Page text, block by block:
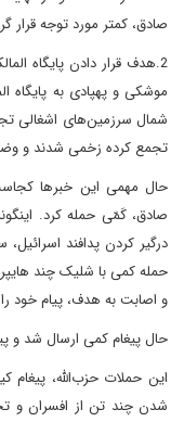
صادق، کمتر مورد توجه قرار
2.هدف قرار دادن پایگاه
موشکی و پهپادی به پایگاه
شمال سرزمین‌های اشغالی
تجمع کرده زخمی شدند و
حال مهمی این خبرها
صادق، کَمّی حمله کرد.
درگیر کردن پدافند
حمله کمی با شلیک چند
و اصابت به هدف، پیام خود
حال پیغام کمی ارسال شد و
این‌ حملات حزب‌الله،
شدن چند تن از افسران و